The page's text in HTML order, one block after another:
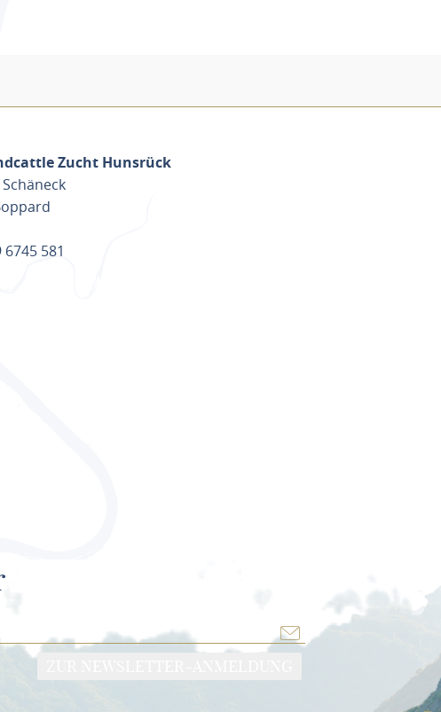
Zucht Hunsrück
6745 581